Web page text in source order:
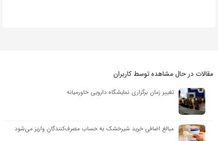
مقالات در حال مشاهده توسط کاربران
تغییر زمان برگزاری نمایشگاه دارویی خاورمیانه
مبالغ اضافی خرید شیرخشک به حساب مصرف‌کنندگان واریز می‌شود